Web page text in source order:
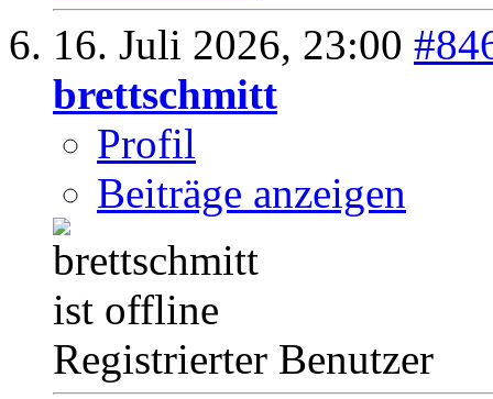
16. Juli 2026, 23:00
brettschmitt
Profil
Beiträge anzeigen
Registrierter Benutzer